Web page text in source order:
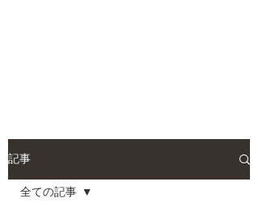
記事
全ての記事